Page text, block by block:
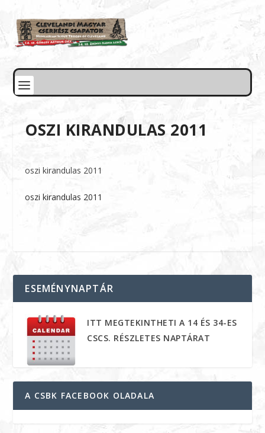
OSZI KIRANDULAS 2011
oszi kirandulas 2011
oszi kirandulas 2011
ESEMÉNYNAPTÁR
ITT MEGTEKINTHETI A 14 ÉS 34-ES
CSCS. RÉSZLETES NAPTÁRAT
A CSBK FACEBOOK OLADALA